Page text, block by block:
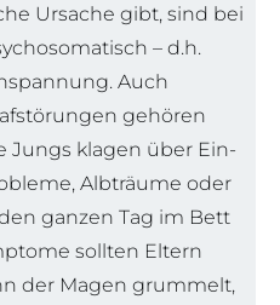
Ursache gibt, sind bei
– d.h.
Auch
gehören
Jungs klagen über Ein-
Albträume oder
ganzen Tag im Bett
sollten Eltern
der Magen grummelt,